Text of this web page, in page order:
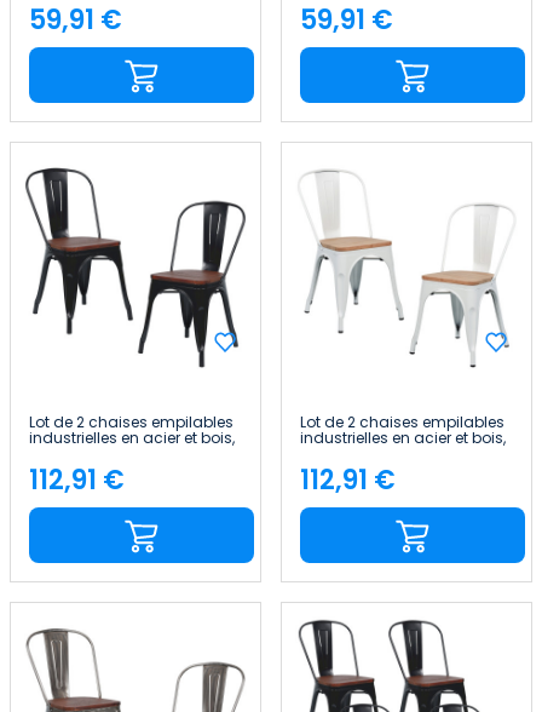
Price
59,91 € Price
59,91 €
Lot de 2 chaises empilables
industrielles en acier et bois,
Price
112,91 €
Lot de 2 chaises empilables
industrielles en acier et bois,
Price
112,91 €